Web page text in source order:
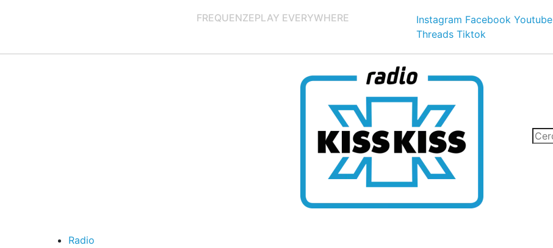
FREQUENZEPLAY EVERYWHERE Instagram Facebook Youtube
Threads Tiktok
Radio